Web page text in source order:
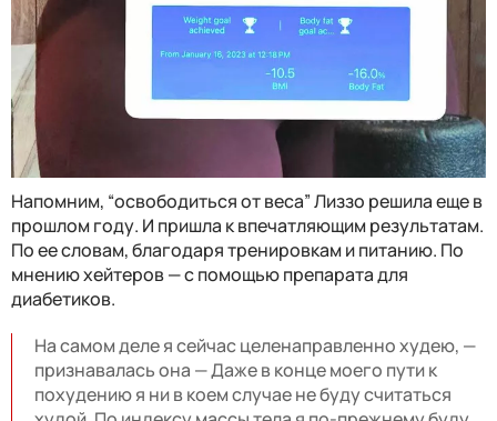
Напомним, “освободиться от веса” Лиззо решила еще в
прошлом году. И пришла к впечатляющим результатам.
По ее словам, благодаря тренировкам и питанию. По
мнению хейтеров — с помощью препарата для
диабетиков.
На самом деле я сейчас целенаправленно худею, —
признавалась она — Даже в конце моего пути к
похудению я ни в коем случае не буду считаться